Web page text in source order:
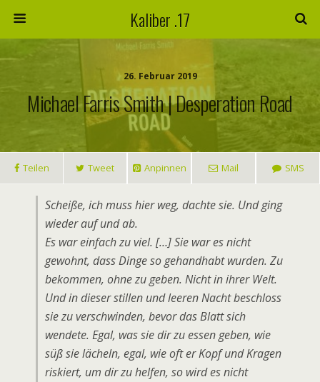
Kaliber .17
26. Februar 2019
Michael Farris Smith | Desperation Road
Teilen Tweet Anpinnen Mail SMS
Scheiße, ich muss hier weg, dachte sie. Und ging
wieder auf und ab.
Es war einfach zu viel. […] Sie war es nicht
gewohnt, dass Dinge so gehandhabt wurden. Zu
bekommen, ohne zu geben. Nicht in ihrer Welt.
Und in dieser stillen und leeren Nacht beschloss
sie zu verschwinden, bevor das Blatt sich
wendete. Egal, was sie dir zu essen geben, wie
süß sie lächeln, egal, wie oft er Kopf und Kragen
riskiert, um dir zu helfen, so wird es nicht